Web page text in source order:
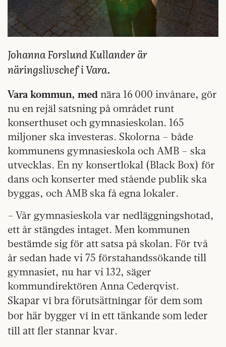
Johanna Forslund Kullander är
näringslivschef i Vara.
Vara kommun, med nära 16 000 invånare, gör
nu en rejäl satsning på området runt
konserthuset och gymnasieskolan. 165
miljoner ska investeras. Skolorna – både
kommunens gymnasieskola och AMB – ska
utvecklas. En ny konsertlokal (Black Box) för
dans och konserter med stående publik ska
byggas, och AMB ska få egna lokaler.
– Vår gymnasieskola var nedläggningshotad,
ett år stängdes intaget. Men kommunen
bestämde sig för att satsa på skolan. För två
år sedan hade vi 75 förstahandssökande till
gymnasiet, nu har vi 132, säger
kommundirektören Anna Cederqvist.
Skapar vi bra förutsättningar för dem som
bor här bygger vi in ett tänkande som leder
till att fler stannar kvar.